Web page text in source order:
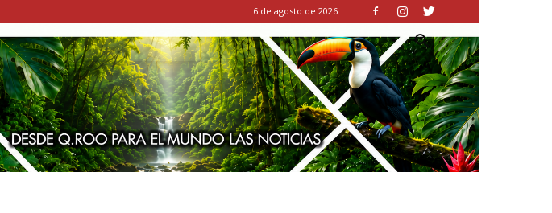
6 de agosto de 2026